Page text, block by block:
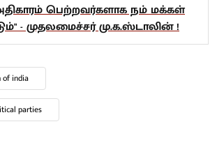
பெற்றவர்களாக நம் மக்கள்
- முதலமைச்சர் மு.க.ஸ்டாலின் !
of india
parties